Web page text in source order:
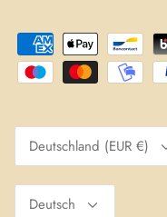
Währung
Deutschland (EUR €)
Sprache
Deutsch